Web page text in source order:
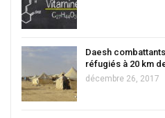
Daesh
réfugiés à 20 km
décembre 26, 2017